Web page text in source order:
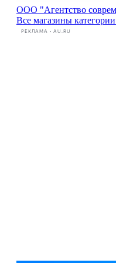
ООО "Агентство
Все магазины
РЕКЛАМА • AU.RU